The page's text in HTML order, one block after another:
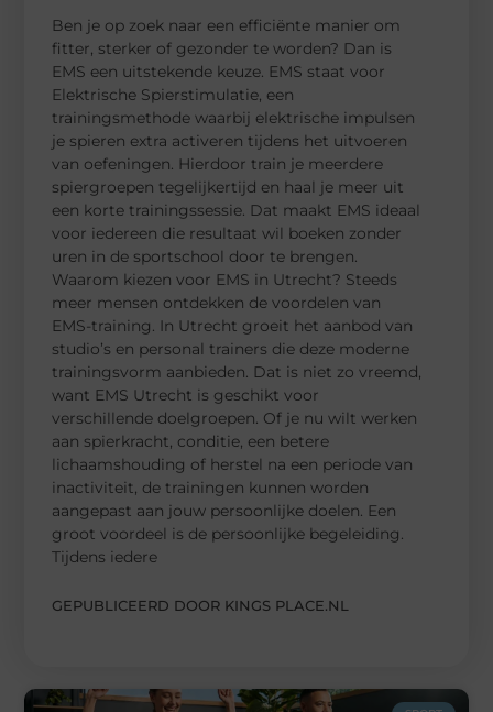
Ben je op zoek naar een efficiënte manier om
fitter, sterker of gezonder te worden? Dan is
EMS een uitstekende keuze. EMS staat voor
Elektrische Spierstimulatie, een
trainingsmethode waarbij elektrische impulsen
je spieren extra activeren tijdens het uitvoeren
van oefeningen. Hierdoor train je meerdere
spiergroepen tegelijkertijd en haal je meer uit
een korte trainingssessie. Dat maakt EMS ideaal
voor iedereen die resultaat wil boeken zonder
uren in de sportschool door te brengen.
Waarom kiezen voor EMS in Utrecht? Steeds
meer mensen ontdekken de voordelen van
EMS-training. In Utrecht groeit het aanbod van
studio’s en personal trainers die deze moderne
trainingsvorm aanbieden. Dat is niet zo vreemd,
want EMS Utrecht is geschikt voor
verschillende doelgroepen. Of je nu wilt werken
aan spierkracht, conditie, een betere
lichaamshouding of herstel na een periode van
inactiviteit, de trainingen kunnen worden
aangepast aan jouw persoonlijke doelen. Een
groot voordeel is de persoonlijke begeleiding.
Tijdens iedere
GEPUBLICEERD DOOR KINGS PLACE.NL